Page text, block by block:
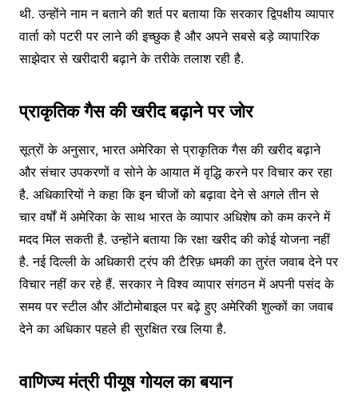
थी. उन्होंने नाम न बताने की शर्त पर बताया कि सरकार द्विपक्षीय व्यापार
वार्ता को पटरी पर लाने की इच्छुक है और अपने सबसे बड़े व्यापारिक
साझेदार से खरीदारी बढ़ाने के तरीके तलाश रही है.
प्राकृतिक गैस की खरीद बढ़ाने पर जोर
सूत्रों के अनुसार, भारत अमेरिका से प्राकृतिक गैस की खरीद बढ़ाने
और संचार उपकरणों व सोने के आयात में वृद्धि करने पर विचार कर रहा
है. अधिकारियों ने कहा कि इन चीजों को बढ़ावा देने से अगले तीन से
चार वर्षों में अमेरिका के साथ भारत के व्यापार अधिशेष को कम करने में
मदद मिल सकती है. उन्होंने बताया कि रक्षा खरीद की कोई योजना नहीं
है. नई दिल्ली के अधिकारी ट्रंप की टैरिफ़ धमकी का तुरंत जवाब देने पर
विचार नहीं कर रहे हैं. सरकार ने विश्व व्यापार संगठन में अपनी पसंद के
समय पर स्टील और ऑटोमोबाइल पर बढ़े हुए अमेरिकी शुल्कों का जवाब
देने का अधिकार पहले ही सुरक्षित रख लिया है.
वाणिज्य मंत्री पीयूष गोयल का बयान